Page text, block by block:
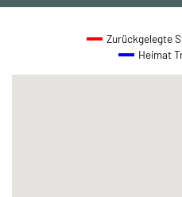
Zurückgelegte
Heimat